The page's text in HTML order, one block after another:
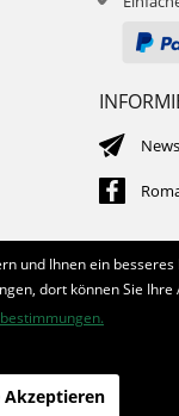
und Ihnen ein
dort können Sie
Akzeptieren